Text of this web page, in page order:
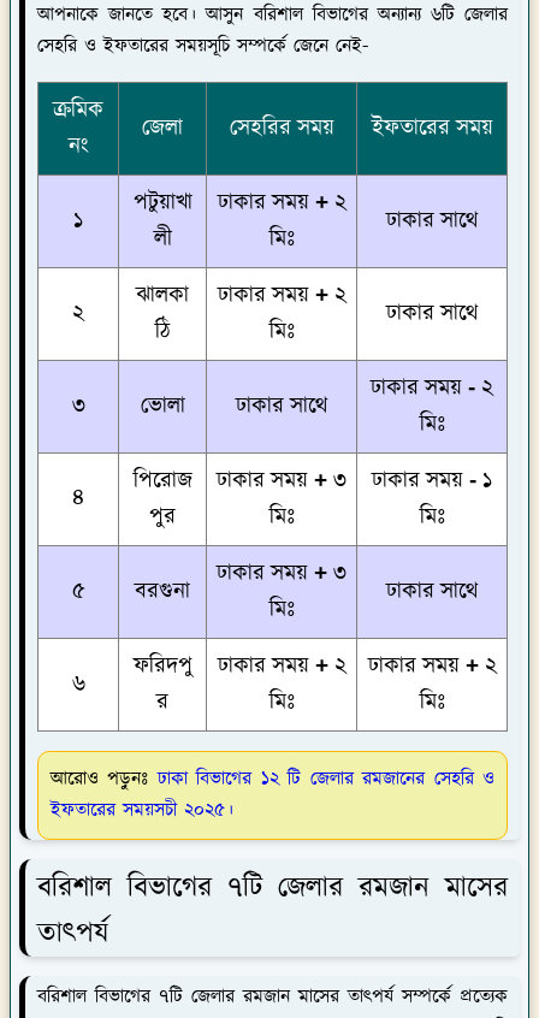
আপনাকে জানতে হবে। আসুন বরিশাল বিভাগের অন্যান্য ৬টি জেলার
সেহরি ও ইফতারের সময়সূচি সম্পর্কে জেনে নেই-
ক্রমিক
নং
জেলা সেহরির সময় ইফতারের সময়
১
পটুয়াখা
লী
ঢাকার সময় + ২
মিঃ
ঢাকার সাথে
২
ঝালকা
ঠি
ঢাকার সময় + ২
মিঃ
ঢাকার সাথে
৩ ভোলা ঢাকার সাথে
ঢাকার সময় - ২
মিঃ
৪
পিরোজ
পুর
ঢাকার সময় + ৩
মিঃ
ঢাকার সময় - ১
মিঃ
৫ বরগুনা
ঢাকার সময় + ৩
মিঃ
ঢাকার সাথে
৬
ফরিদপু
র
ঢাকার সময় + ২
মিঃ
ঢাকার সময় + ২
মিঃ
আরোও পড়ুনঃঢাকা বিভাগের ১২ টি জেলার রমজানের সেহরি ও
ইফতারের সময়সচী ২০২৫।
বরিশাল বিভাগের ৭টি জেলার রমজান মাসের
তাৎপর্য
বরিশাল বিভাগের ৭টি জেলার রমজান মাসের তাৎপর্য সম্পর্কে প্রত্যেক